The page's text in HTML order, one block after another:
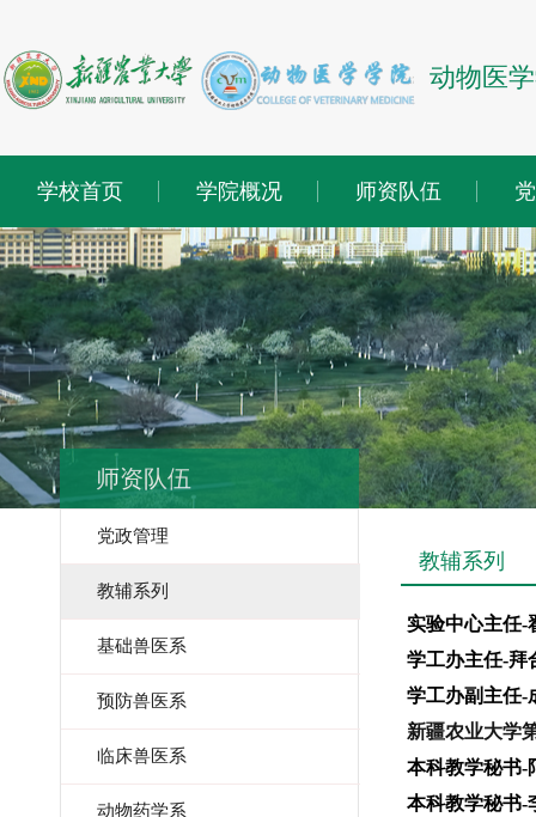
动物医
学校首页 学院概况 师资队伍
师资队伍
党政管理
教辅系列
基础兽医系
预防兽医系
临床兽医系
动物药学系
教辅系列
实验中心主任-
学工办主任-拜
学工办副主任-
新疆农业大学
本科教学秘书-
本科教学秘书-